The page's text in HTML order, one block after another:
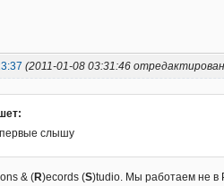
(2011-01-08 03:31:46
слышу
& (R)ecords (S)tudio. Мы работаем не в